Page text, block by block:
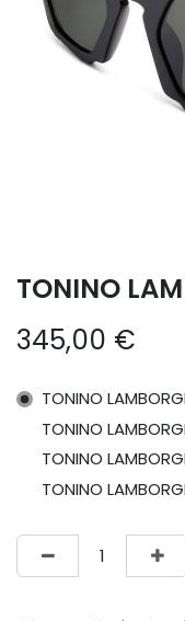
TONINO
345,00 €
TONINO
TONINO
TONINO
TONINO